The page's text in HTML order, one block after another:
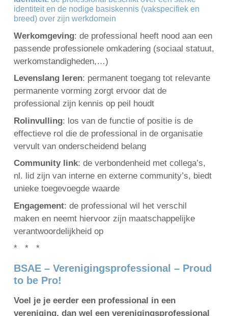
identiteit en de nodige basiskennis (vakspecifiek en
breed) over zijn werkdomein
Werkomgeving: de professional heeft nood aan een
passende professionele omkadering (sociaal statuut,
werkomstandigheden,…)
Levenslang leren: permanent toegang tot relevante
permanente vorming zorgt ervoor dat de
professional zijn kennis op peil houdt
Rolinvulling: los van de functie of positie is de
effectieve rol die de professional in de organisatie
vervult van onderscheidend belang
Community link: de verbondenheid met collega’s,
nl. lid zijn van interne en externe community’s, biedt
unieke toegevoegde waarde
Engagement: de professional wil het verschil
maken en neemt hiervoor zijn maatschappelijke
verantwoordelijkheid op
* * *
BSAE – Verenigingsprofessional – Proud
to be Pro!
Voel je je eerder een professional in een
vereniging, dan wel een verenigingsprofessional